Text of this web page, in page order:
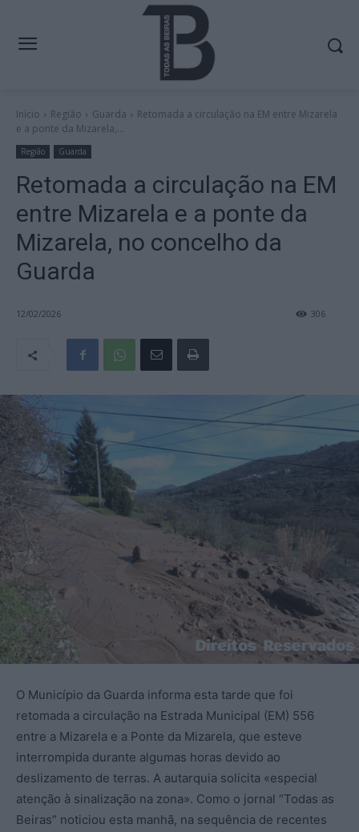
Início Região Guarda
Retomada a circulação na EM entre Mizarela
e a ponte da Mizarela,...
Região Guarda
Retomada a circulação na EM
entre Mizarela e a ponte da
Mizarela, no concelho da
Guarda
12/02/2026 306
O Município da Guarda informa esta tarde que foi
retomada a circulação na Estrada Municipal (EM) 556
entre a Mizarela e a Ponte da Mizarela, que esteve
interrompida durante algumas horas devido ao
deslizamento de terras. A autarquia solicita «especial
atenção à sinalização na zona». Como o jornal “Todas as
Beiras” noticiou esta manhã, na sequência de recentes